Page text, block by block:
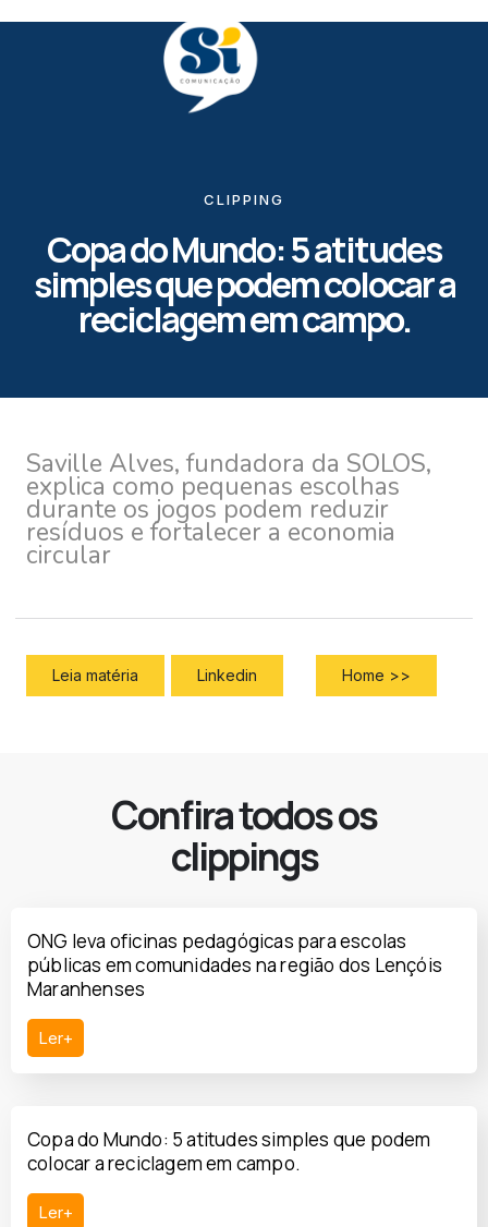
CLIPPING
Copa do Mundo: 5 atitudes
simples que podem colocar a
reciclagem em campo.
Saville Alves, fundadora da SOLOS,
explica como pequenas escolhas
durante os jogos podem reduzir
resíduos e fortalecer a economia
circular
Leia matéria Linkedin Home >>
Confira todos os
clippings
ONG leva oficinas pedagógicas para escolas
públicas em comunidades na região dos Lençóis
Maranhenses
Ler+
Copa do Mundo: 5 atitudes simples que podem
colocar a reciclagem em campo.
Ler+